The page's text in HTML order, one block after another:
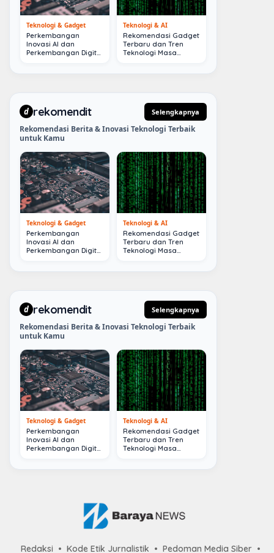
Teknologi & Gadget
Perkembangan
Inovasi AI dan
Perkembangan Digital
Teknologi & AI
Rekomendasi Gadget
Terbaru dan Tren
Teknologi Masa
d rekomendit Selengkapnya
Rekomendasi Berita & Inovasi Teknologi Terbaik
untuk Kamu
Teknologi & Gadget
Perkembangan
Inovasi AI dan
Perkembangan Digital
Teknologi & AI
Rekomendasi Gadget
Terbaru dan Tren
Teknologi Masa
d rekomendit Selengkapnya
Rekomendasi Berita & Inovasi Teknologi Terbaik
untuk Kamu
Teknologi & Gadget
Perkembangan
Inovasi AI dan
Perkembangan Digital
Teknologi & AI
Rekomendasi Gadget
Terbaru dan Tren
Teknologi Masa
Redaksi Kode Etik Jurnalistik Pedoman Media Siber